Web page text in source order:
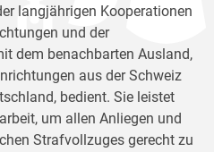
langjährigen Kooperationen
und der
dem benachbarten Ausland,
aus der Schweiz
bedient. Sie leistet
um allen Anliegen und
Strafvollzuges gerecht zu